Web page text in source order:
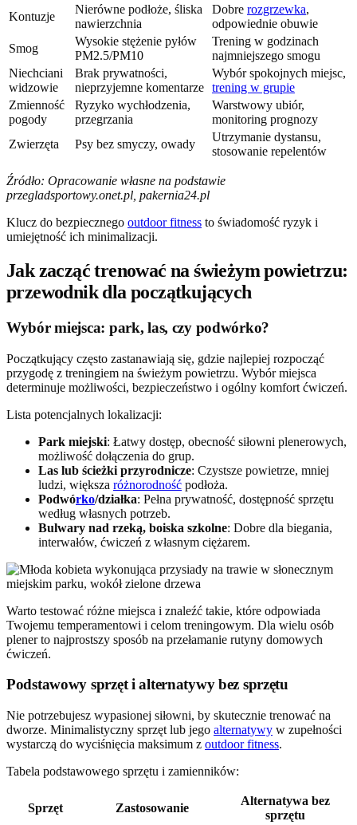
Kontuzje
Nierówne podłoże, śliska
nawierzchnia
Dobre rozgrzewka,
odpowiednie obuwie
Smog
Wysokie stężenie pyłów
PM2.5/PM10
Trening w godzinach
najmniejszego smogu
Niechciani
widzowie
Brak prywatności,
nieprzyjemne komentarze
Wybór spokojnych miejsc,
trening w grupie
Zmienność
pogody
Ryzyko wychłodzenia,
przegrzania
Warstwowy ubiór,
monitoring prognozy
Zwierzęta
Psy bez smyczy, owady
Utrzymanie dystansu,
stosowanie repelentów
Źródło: Opracowanie własne na podstawie
przegladsportowy.onet.pl, pakernia24.pl
Klucz do bezpiecznego outdoor fitness to świadomość ryzyk i
umiejętność ich minimalizacji.
Jak zacząć trenować na świeżym powietrzu:
przewodnik dla początkujących
Wybór miejsca: park, las, czy podwórko?
Początkujący często zastanawiają się, gdzie najlepiej rozpocząć
przygodę z treningiem na świeżym powietrzu. Wybór miejsca
determinuje możliwości, bezpieczeństwo i ogólny komfort ćwiczeń.
Lista potencjalnych lokalizacji:
Park miejski: Łatwy dostęp, obecność siłowni plenerowych,
możliwość dołączenia do grup.
Las lub ścieżki przyrodnicze: Czystsze powietrze, mniej
ludzi, większa różnorodność podłoża.
Podwórko/działka: Pełna prywatność, dostępność sprzętu
według własnych potrzeb.
Bulwary nad rzeką, boiska szkolne: Dobre dla biegania,
interwałów, ćwiczeń z własnym ciężarem.
Warto testować różne miejsca i znaleźć takie, które odpowiada
Twojemu temperamentowi i celom treningowym. Dla wielu osób
plener to najprostszy sposób na przełamanie rutyny domowych
ćwiczeń.
Podstawowy sprzęt i alternatywy bez sprzętu
Nie potrzebujesz wypasionej siłowni, by skutecznie trenować na
dworze. Minimalistyczny sprzęt lub jego alternatywy w zupełności
wystarczą do wyciśnięcia maksimum z outdoor fitness.
Tabela podstawowego sprzętu i zamienników:
Sprzęt Zastosowanie
Alternatywa bez
sprzętu